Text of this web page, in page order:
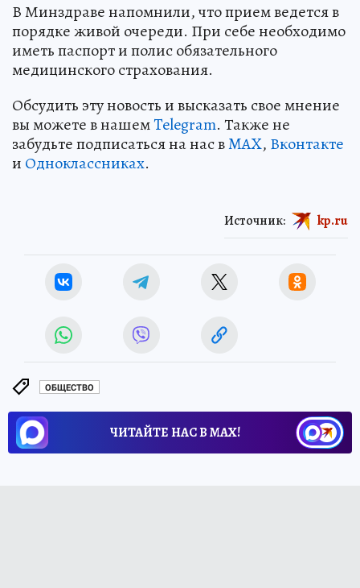
В Минздраве напомнили, что прием ведется в
порядке живой очереди. При себе необходимо
иметь паспорт и полис обязательного
медицинского страхования.
Обсудить эту новость и высказать свое мнение
вы можете в нашемTelegram. Также не
забудьте подписаться на нас вMAX, Вконтакте
и Одноклассниках.
Источник: kp.ru
ОБЩЕСТВО
ЧИТАЙТЕ НАС В МАХ!